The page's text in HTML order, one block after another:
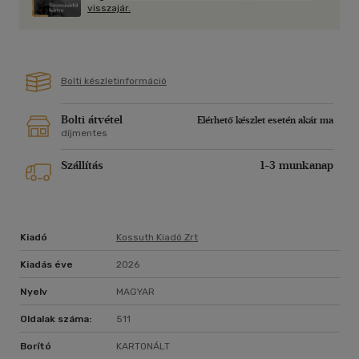
A harc háborúvá fajul, ezért több emberre van szükségem.
Több hatalomra.
visszajár.
Bolti készletinformáció
Bolti átvétel
Elérhető készlet esetén akár ma
díjmentes
Szállítás 1-3 munkanap
Kiadó Kossuth Kiadó Zrt
Kiadás éve 2026
Nyelv MAGYAR
Oldalak száma: 511
Borító KARTONÁLT